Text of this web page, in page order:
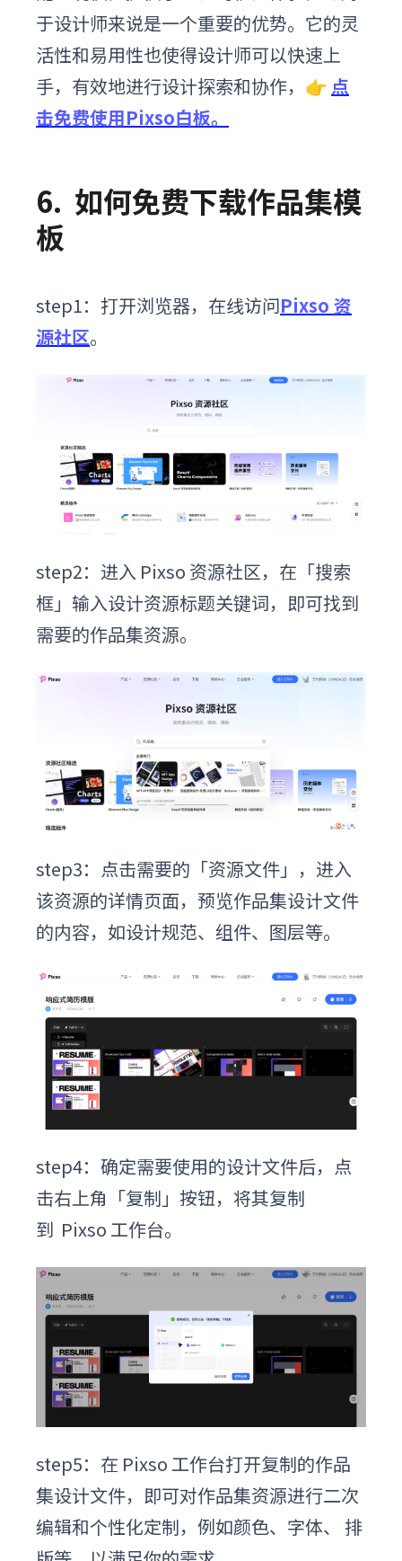
于设计师来说是一个重要的优势。它的灵
活性和易用性也使得设计师可以快速上
手，有效地进行设计探索和协作， 👉 点
击免费使用Pixso白板。
6. 如何免费下载作品集模
板
step1：打开浏览器，在线访问Pixso 资
源社区。
step2：进入 Pixso 资源社区，在「搜索
框」输入设计资源标题关键词，即可找到
需要的作品集资源。
step3：点击需要的「资源文件」，进入
该资源的详情页面，预览作品集设计文件
的内容，如设计规范、组件、图层等。
step4：确定需要使用的设计文件后，点
击右上角「复制」按钮，将其复制
到 Pixso 工作台。
step5：在 Pixso 工作台打开复制的作品
集设计文件，即可对作品集资源进行二次
编辑和个性化定制，例如颜色、字体、 排